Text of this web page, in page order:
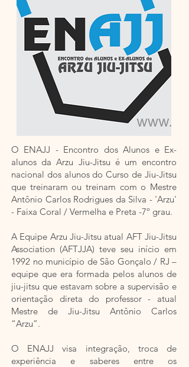
O ENAJJ - Encontro dos Alunos e Ex-
alunos da Arzu Jiu-Jitsu é um encontro
nacional dos alunos do Curso de Jiu-Jitsu
que treinaram ou treinam com o Mestre
Antônio Carlos Rodrigues da Silva - 'Arzu'
- Faixa Coral / Vermelha e Preta -7º grau.
A Equipe Arzu Jiu-Jitsu atual AFT Jiu-Jitsu
Association (AFTJJA) teve seu início em
1992 no município de São Gonçalo / RJ –
equipe que era formada pelos alunos de
jiu-jitsu que estavam sobre a supervisão e
orientação direta do professor - atual
Mestre de Jiu-Jitsu Antônio Carlos
“Arzu”.
O ENAJJ visa integração, troca de
experiência e saberes entre os